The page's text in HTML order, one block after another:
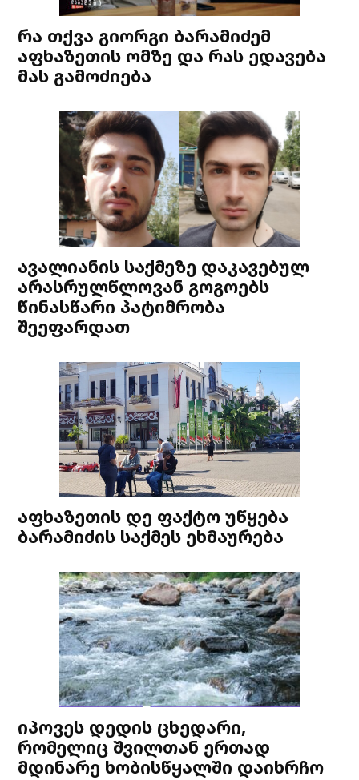
რა თქვა გიორგი ბარამიძემ
აფხაზეთის ომზე და რას ედავება
მას გამოძიება
ავალიანის საქმეზე დაკავებულ
არასრულწლოვან გოგოებს
წინასწარი პატიმრობა
შეეფარდათ
აფხაზეთის დე ფაქტო უწყება
ბარამიძის საქმეს ეხმაურება
იპოვეს დედის ცხედარი,
რომელიც შვილთან ერთად
მდინარე ხობისწყალში დაიხრჩო